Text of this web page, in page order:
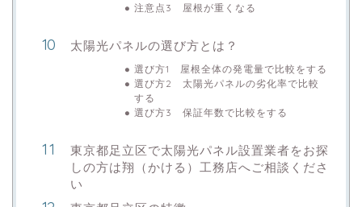
注意点3 屋根が重くなる
太陽光パネルの選び方とは？
選び方1 屋根全体の発電量で比較をする
選び方2 太陽光パネルの劣化率で比較
する
選び方3 保証年数で比較をする
東京都足立区で太陽光パネル設置業者をお探
しの方は翔（かける）工務店へご相談くださ
い